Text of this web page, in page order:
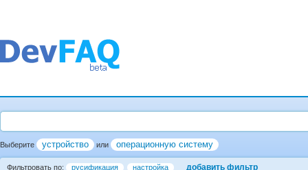
Выберите устройство или операционную систему
Фильтровать по: русификация настройка добавить фильтр